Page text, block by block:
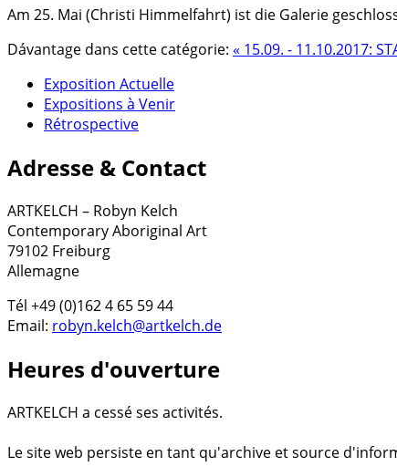
Am 25. Mai (Christi Himmelfahrt) ist die Galerie
Dávantage dans cette catégorie: « 15.09. - 11.10.2017:
Exposition Actuelle
Expositions à Venir
Rétrospective
Adresse & Contact
ARTKELCH – Robyn Kelch
Contemporary Aboriginal Art
79102 Freiburg
Allemagne
Tél +49 (0)162 4 65 59 44
Email: robyn.kelch@artkelch.de
Heures d'ouverture
ARTKELCH a cessé ses activités.
Le site web persiste en tant qu'archive et source